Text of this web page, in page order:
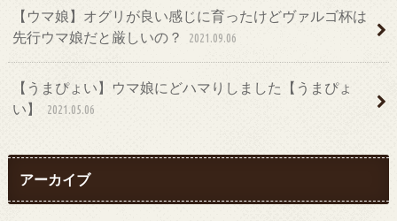
【ウマ娘】オグリが良い感じに育ったけどヴァルゴ杯は
先行ウマ娘だと厳しいの？
2021.09.06
【うまぴょい】ウマ娘にどハマりしました【うまぴょ
い】
2021.05.06
アーカイブ